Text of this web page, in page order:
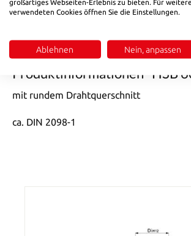
Produktinformationen "HSB
mit rundem Drahtquerschnitt
ca. DIN 2098-1
verwendeten Cookies öffnen Sie die Einstellungen.
Ablehnen Nein, anpassen